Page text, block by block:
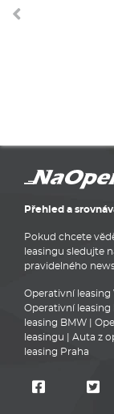
Přehled a
Pokud chcete
leasingu sledujte
pravidelného
Operativní leasing
Operativní leasing
leasing BMW
leasingu
Auta z
leasing Praha